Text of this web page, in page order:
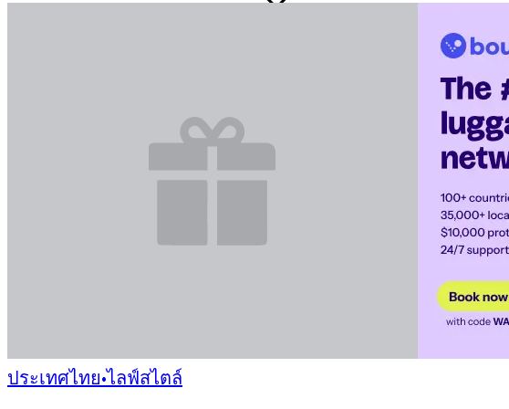
ประเทศไทย•ไลฟ์สไตล์